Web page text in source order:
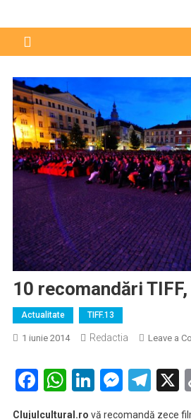
10 recomandări
Actualitate TIFF.13
1 iunie 2014 Redactia Leave a
Facebook
WhatsApp
LinkedIn
Clujulcultural.ro vă recomandă zece